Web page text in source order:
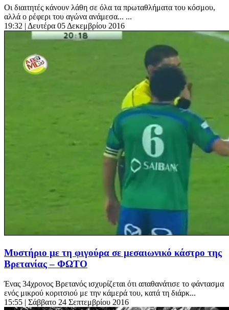
Οι διαιτητές κάνουν λάθη σε όλα τα πρωταθλήματα του κόσμου,
αλλά ο ρέφερι του αγώνα ανάμεσα... ...
19:32 | Δευτέρα 05 Δεκεμβρίου 2016
Μυστήριο με τη φιγούρα σε μεσαιωνικό κάστρο της
Βρετανίας – ΦΩΤΟ
Ένας 34χρονος Βρετανός ισχυρίζεται ότι απαθανάτισε το φάντασμα
ενός μικρού κοριτσιού με την κάμερά του, κατά τη διάρκ...
15:55 | Σάββατο 24 Σεπτεμβρίου 2016